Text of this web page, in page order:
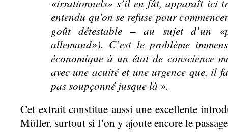
«irrationnels» s’il en fût, apparaît ici
entendu qu’on se refuse pour
goût détestable – au sujet d’un
allemand»). C’est le problème
économique à un état de conscience
avec une acuité et une urgence que, il
pas soupçonné jusque là ».
Cet extrait constitue aussi une excellente
Müller, surtout si l’on y ajoute encore le